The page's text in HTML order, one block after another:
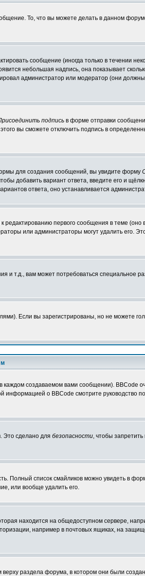
То, что вы можете делать в данном
сообщение (иногда только в течении
небольшая надпись, она показывает
администратор или модератор (они должны
подпись в форме отправки
вы сможете отключить подпись в
для создания сообщений, вы увидите форму
добавить вариант ответа, введите его и
ответа, оно устанавливается
первого сообщения в теме (оно
или администраторы могут удалить его.
и т.д., вам может потребоваться специальное
Если вы зарегистрированы, но не можете
создаваемом вами сообщении). BBCode
о BBCode смотрите руководство
Это сделано для безопасности, чтобы запретить
Полный список смайликов можно увидеть в
или вообще удалить его.
находится на общедоступном сервере,
например в почтовых ящиках, на
раздела форума, в котором они были